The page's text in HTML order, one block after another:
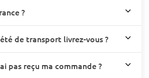
?
de transport livrez-vous ?
pas reçu ma commande ?